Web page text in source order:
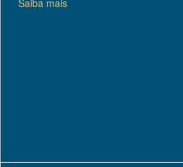
Saiba mais